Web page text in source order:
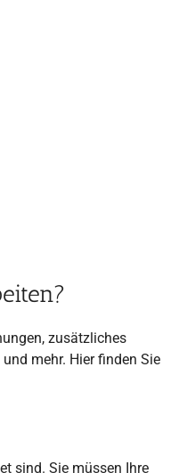
zusätzliches
mehr. Hier finden Sie
sind. Sie müssen Ihre